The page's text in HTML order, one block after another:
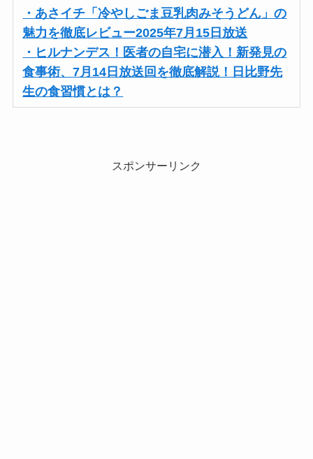
・あさイチ「冷やしごま豆乳肉みそうどん」の
魅力を徹底レビュー2025年7月15日放送
・ヒルナンデス！医者の自宅に潜入！新発見の
食事術、7月14日放送回を徹底解説！日比野先
生の食習慣とは？
スポンサーリンク